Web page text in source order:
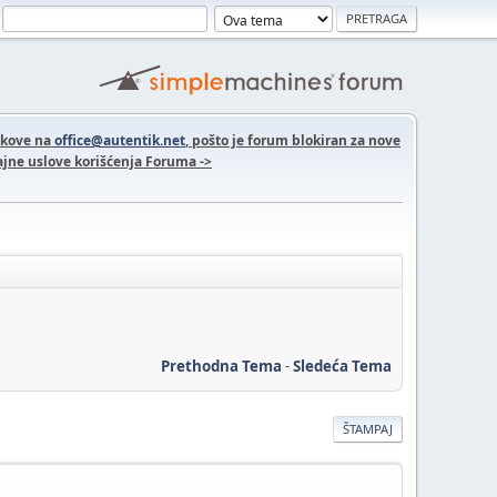
naoffice@autentik.net, pošto je forum blokiran za nove
uslove korišćenja Foruma ->
Prethodna Tema -Sledeća Tema
ŠTAMPAJ